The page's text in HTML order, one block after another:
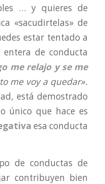
… y quieres de
«sacudirtelas» de
estar tentado a
de conducta
me relajo y se me
me voy a quedar».
está demostrado
único que hace es
esa conducta
de conductas de
contribuyen bien